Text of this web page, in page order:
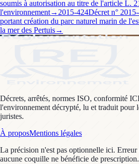
soumis à autorisation au titre de l'article L.
l'environnement→ 2015-424Décret n°
portant création du parc naturel marin de
la mer des Pertuis→
Décrets, arrêtés, normes ISO, conformité
l'environnement décrypté, lu et traduit pour
juristes.
À proposMentions légales
La précision n'est pas optionnelle ici. Erreur
aucune coquille ne bénéficie de prescription.